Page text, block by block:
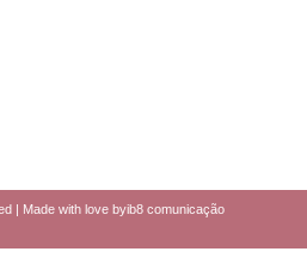
| Made with love byib8 comunicação